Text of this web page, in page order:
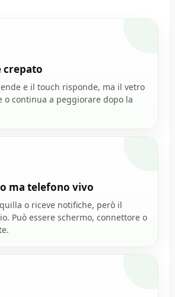
crepato
e il touch risponde, ma il vetro
o continua a peggiorare dopo la
ma telefono vivo
o riceve notifiche, però il
Può essere schermo, connettore o